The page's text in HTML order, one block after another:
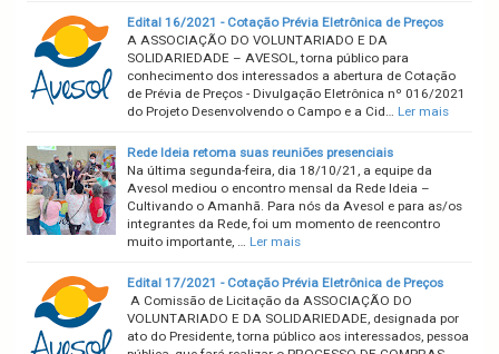
Edital 16/2021 - Cotação Prévia Eletrônica de Preços
A ASSOCIAÇÃO DO VOLUNTARIADO E DA
SOLIDARIEDADE – AVESOL, torna público para
conhecimento dos interessados a abertura de Cotação
de Prévia de Preços - Divulgação Eletrônica nº 016/2021
do Projeto Desenvolvendo o Campo e a Cid… Ler mais
Rede Ideia retoma suas reuniões presenciais
Na última segunda-feira, dia 18/10/21, a equipe da
Avesol mediou o encontro mensal da Rede Ideia –
Cultivando o Amanhã. Para nós da Avesol e para as/os
integrantes da Rede, foi um momento de reencontro
muito importante, … Ler mais
Edital 17/2021 - Cotação Prévia Eletrônica de Preços
A Comissão de Licitação da ASSOCIAÇÃO DO
VOLUNTARIADO E DA SOLIDARIEDADE, designada por
ato do Presidente, torna público aos interessados, pessoa